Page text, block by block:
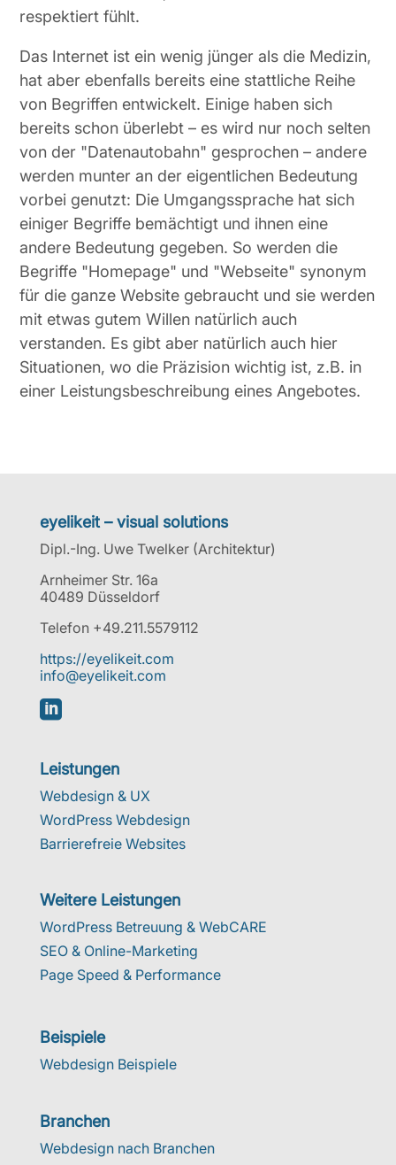
respektiert fühlt.
Das Internet ist ein wenig jünger als die Medizin,
hat aber ebenfalls bereits eine stattliche Reihe
von Begriffen entwickelt. Einige haben sich
bereits schon überlebt – es wird nur noch selten
von der "Datenautobahn" gesprochen – andere
werden munter an der eigentlichen Bedeutung
vorbei genutzt: Die Umgangssprache hat sich
einiger Begriffe bemächtigt und ihnen eine
andere Bedeutung gegeben. So werden die
Begriffe "Homepage" und "Webseite" synonym
für die ganze Website gebraucht und sie werden
mit etwas gutem Willen natürlich auch
verstanden. Es gibt aber natürlich auch hier
Situationen, wo die Präzision wichtig ist, z.B. in
einer Leistungsbeschreibung eines Angebotes.
eyelikeit – visual solutions
Dipl.-Ing. Uwe Twelker (Architektur)
Arnheimer Str. 16a
40489 Düsseldorf
Telefon +49.211.5579112
https://eyelikeit.com
info@eyelikeit.com

Leistungen
Webdesign & UX
WordPress Webdesign
Barrierefreie Websites
Weitere Leistungen
WordPress Betreuung & WebCARE
SEO & Online-Marketing
Page Speed & Performance
Beispiele
Webdesign Beispiele
Branchen
Webdesign nach Branchen